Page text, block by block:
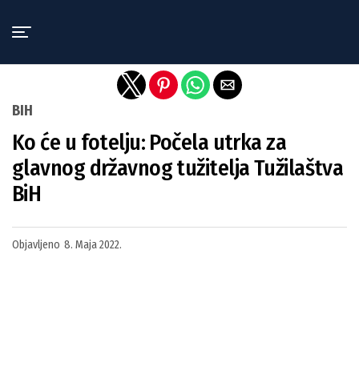
BIH
Ko će u fotelju: Počela utrka za
glavnog državnog tužitelja Tužilaštva
BiH
Objavljeno 8. Maja 2022.